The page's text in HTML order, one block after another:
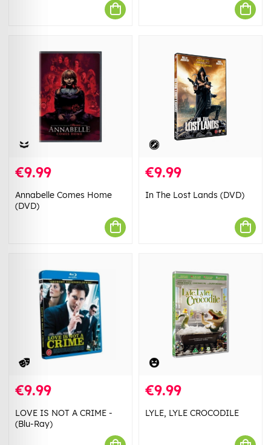
€9.99
Annabelle Comes Home
(DVD)
€9.99
In The Lost Lands (DVD)
€9.99
LOVE IS NOT A CRIME -
(Blu-Ray)
€9.99
LYLE, LYLE CROCODILE